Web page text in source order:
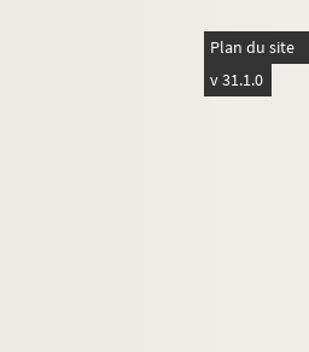
Plan du site
v 31.1.0